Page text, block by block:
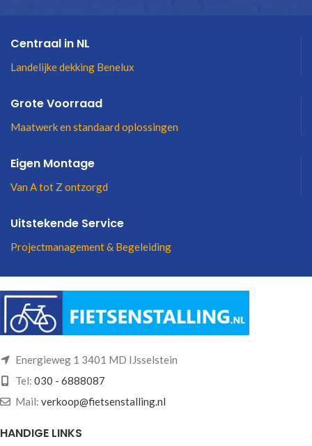
Centraal in NL
Landelijke dekking Benelux
Grote Voorraad
Maatwerk en standaard oplossingen
Eigen Montage
Van A tot Z ontzorgd
Uitstekende Service
Projectmanagement & Begeleiding
Energieweg 1 3401 MD IJsselstein
Tel: 030 - 6888087
Mail: verkoop@fietsenstalling.nl
HANDIGE LINKS